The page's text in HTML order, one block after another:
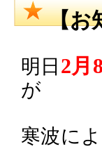
【お
明日 2月
が
寒波に